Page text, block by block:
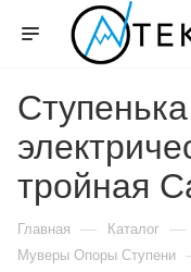
Ступенька
тройная
Главная — Каталог —
Муверы Опоры Ступени